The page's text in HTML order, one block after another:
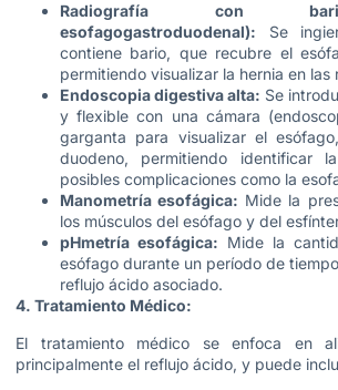
Radiografía con
esofagogastroduodenal): Se
contiene bario, que recubre el
permitiendo visualizar la hernia en las
Endoscopia digestiva alta: Se
y flexible con una cámara
garganta para visualizar el
duodeno, permitiendo identificar
posibles complicaciones como la
Manometría esofágica: Mide la
los músculos del esófago y del
pHmetría esofágica: Mide la
esófago durante un período de
reflujo ácido asociado.
4. Tratamiento Médico:
El tratamiento médico se enfoca en
principalmente el reflujo ácido, y puede